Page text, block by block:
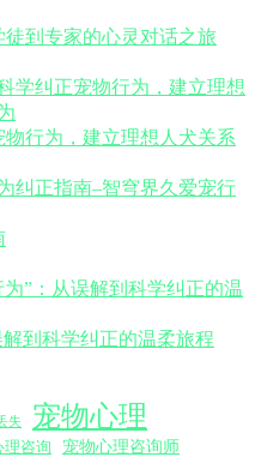
到专家的心灵对话之旅
行为，建立理想人犬关系
到科学纠正的温柔旅程
失 宠物心理
理咨询 宠物心理咨询师